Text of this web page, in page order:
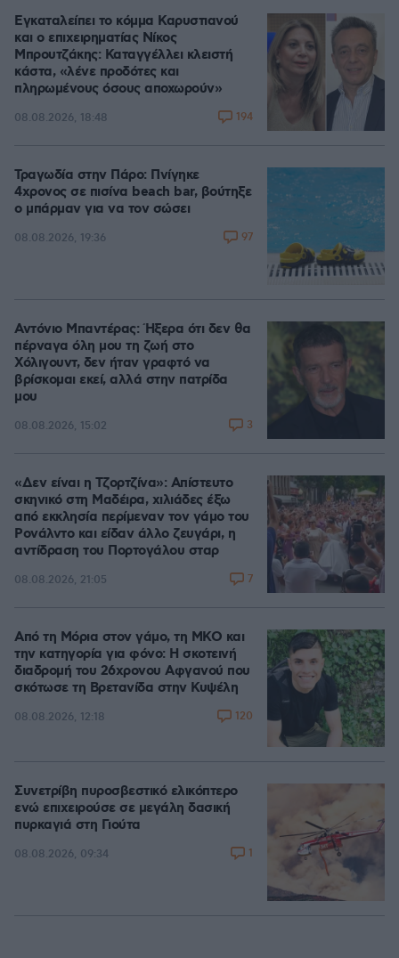
Εγκαταλείπει το κόμμα Καρυστιανού
και ο επιχειρηματίας Νίκος
Μπρουτζάκης: Καταγγέλλει κλειστή
κάστα, «λένε προδότες και
πληρωμένους όσους αποχωρούν»
08.08.2026, 18:48 194
Τραγωδία στην Πάρο: Πνίγηκε
4χρονος σε πισίνα beach bar, βούτηξε
ο μπάρμαν για να τον σώσει
08.08.2026, 19:36 97
Αντόνιο Μπαντέρας: Ήξερα ότι δεν θα
πέρναγα όλη μου τη ζωή στο
Χόλιγουντ, δεν ήταν γραφτό να
βρίσκομαι εκεί, αλλά στην πατρίδα
μου
08.08.2026, 15:02 3
«Δεν είναι η Τζορτζίνα»: Απίστευτο
σκηνικό στη Μαδέιρα, χιλιάδες έξω
από εκκλησία περίμεναν τον γάμο του
Ρονάλντο και είδαν άλλο ζευγάρι, η
αντίδραση του Πορτογάλου σταρ
08.08.2026, 21:05 7
Από τη Μόρια στον γάμο, τη ΜΚΟ και
την κατηγορία για φόνο: Η σκοτεινή
διαδρομή του 26χρονου Αφγανού που
σκότωσε τη Βρετανίδα στην Κυψέλη
08.08.2026, 12:18 120
Συνετρίβη πυροσβεστικό ελικόπτερο
ενώ επιχειρούσε σε μεγάλη δασική
πυρκαγιά στη Γιούτα
08.08.2026, 09:34 1